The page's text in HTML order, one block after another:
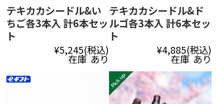
テキカカシードル&い
ちご各3本入 計6本セッ
ト
¥5,245(税込)
在庫 あり
テキカカシードル&ド
ルゴ各3本入 計6本セッ
ト
¥4,885(税込)
在庫 あり